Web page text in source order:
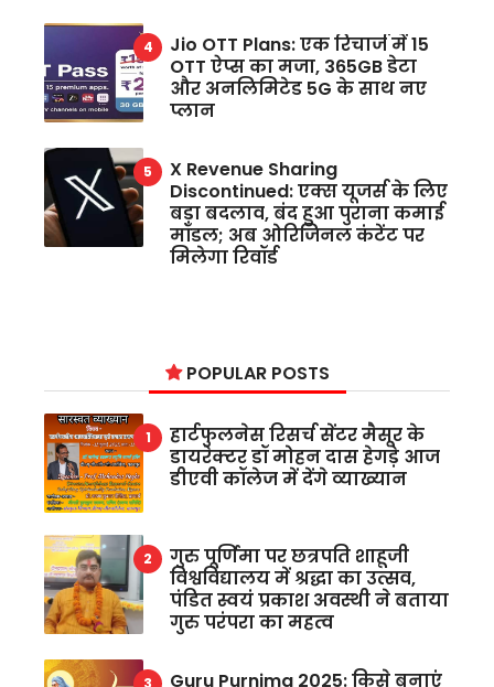
Jio OTT Plans: एक रिचार्ज में 15
OTT ऐप्स का मजा, 365GB डेटा
और अनलिमिटेड 5G के साथ नए
प्लान
X Revenue Sharing
Discontinued: एक्स यूजर्स के लिए
बड़ा बदलाव, बंद हुआ पुराना कमाई
मॉडल; अब ओरिजिनल कंटेंट पर
मिलेगा रिवॉर्ड
POPULAR POSTS
हार्टफुलनेस रिसर्च सेंटर मैसूर के
डायरेक्टर डॉ मोहन दास हेगड़े आज
डीएवी कॉलेज में देंगे व्याख्यान
गुरु पूर्णिमा पर छत्रपति शाहूजी
विश्वविद्यालय में श्रद्धा का उत्सव,
पंडित स्वयं प्रकाश अवस्थी ने बताया
गुरु परंपरा का महत्व
Guru Purnima 2025: किसे बनाएं